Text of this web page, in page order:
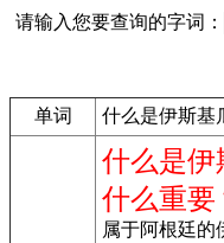
请输入您要查询的字词：
单词 什么是伊斯基
什么是伊
什么重要
属于阿根廷的